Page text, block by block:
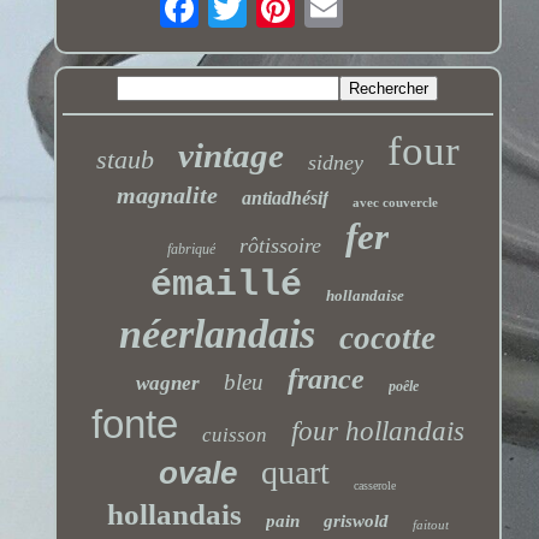
staub vintage sidney four
magnalite antiadhésif avec couvercle
fabriqué rôtissoire fer
émaillé hollandaise
néerlandais cocotte
wagner bleu france poêle
fonte cuisson four hollandais
ovale quart casserole
hollandais pain griswold faitout